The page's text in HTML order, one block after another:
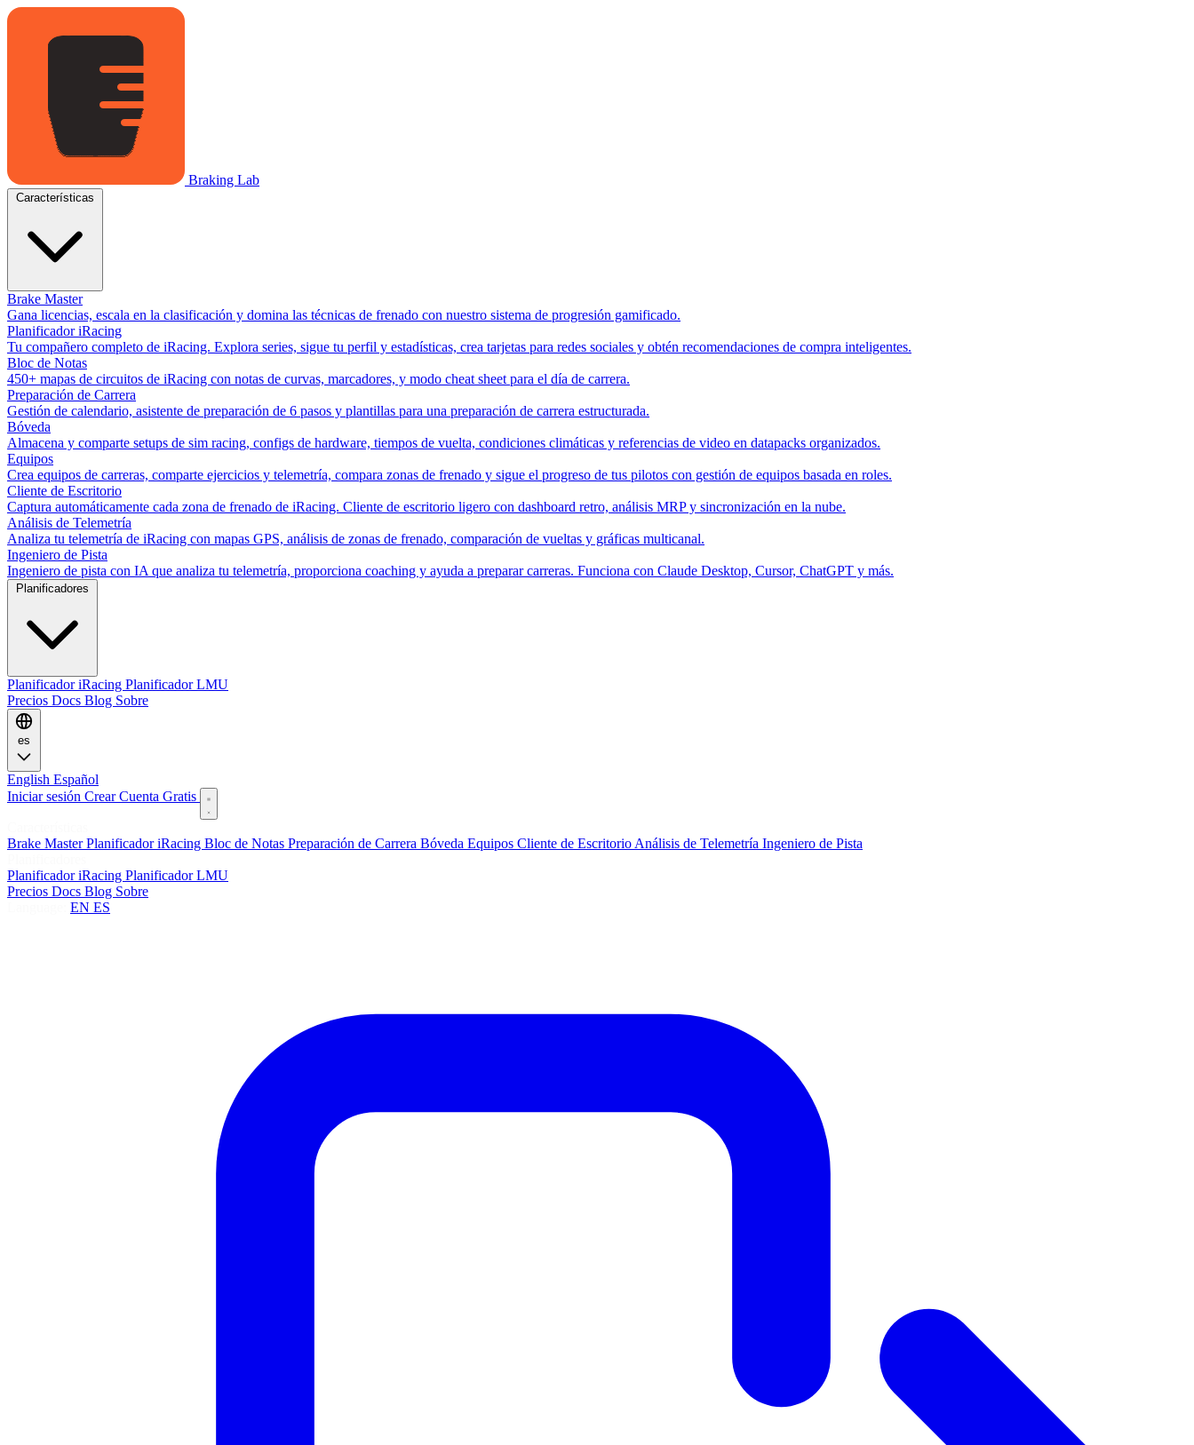
Braking Lab
Brake Master
Gana licencias, escala en la clasificación y domina las técnicas de frenado con nuestro sistema de progresión gamificado.
Planificador iRacing
Tu compañero completo de iRacing. Explora series, sigue tu perfil y estadísticas, crea tarjetas para redes sociales y obtén recomendaciones de compra inteligentes.
Bloc de Notas
450+ mapas de circuitos de iRacing con notas de curvas, marcadores, y modo cheat sheet para el día de carrera.
Preparación de Carrera
Gestión de calendario, asistente de preparación de 6 pasos y plantillas para una preparación de carrera estructurada.
Bóveda
Almacena y comparte setups de sim racing, configs de hardware, tiempos de vuelta, condiciones climáticas y referencias de video en datapacks organizados.
Equipos
Crea equipos de carreras, comparte ejercicios y telemetría, compara zonas de frenado y sigue el progreso de tus pilotos con gestión de equipos basada en roles.
Cliente de Escritorio
Captura automáticamente cada zona de frenado de iRacing. Cliente de escritorio ligero con dashboard retro, análisis MRP y sincronización en la nube.
Análisis de Telemetría
Analiza tu telemetría de iRacing con mapas GPS, análisis de zonas de frenado, comparación de vueltas y gráficas multicanal.
Ingeniero de Pista
Ingeniero de pista con IA que analiza tu telemetría, proporciona coaching y ayuda a preparar carreras. Funciona con Claude Desktop, Cursor, ChatGPT y más.
Planificador iRacing Planificador LMU
Precios Docs Blog Sobre
es
English Español
Iniciar sesión Crear Cuenta Gratis
Brake MasterPlanificador iRacing Bloc de Notas Preparación de Carrera Bóveda Equipos Cliente de Escritorio Análisis de Telemetría Ingeniero de Pista
Planificador iRacing Planificador LMU
Precios Docs Blog Sobre
EN ES